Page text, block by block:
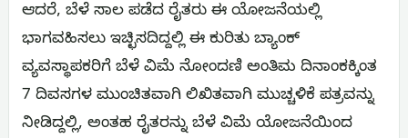
ಆದರೆ, ಬೆಳೆ ಸಾಲ ಪಡೆದ ರೈತರು ಈ ಯೋಜನೆಯಲ್ಲಿ
ಭಾಗವಹಿಸಲು ಇಚ್ಛಿಸದಿದ್ದಲ್ಲಿ ಈ ಕುರಿತು ಬ್ಯಾಂಕ್
ವ್ಯವಸ್ಥಾಪಕರಿಗೆ ಬೆಳೆ ವಿಮೆ ನೋಂದಣಿ ಅಂತಿಮ ದಿನಾಂಕಕ್ಕಿಂತ
7 ದಿವಸಗಳ ಮುಂಚಿತವಾಗಿ ಲಿಖಿತವಾಗಿ ಮುಚ್ಚಳಿಕೆ ಪತ್ರವನ್ನು
ನೀಡಿದ್ದಲ್ಲಿ, ಅಂತಹ ರೈತರನ್ನು ಬೆಳೆ ವಿಮೆ ಯೋಜನೆಯಿಂದ